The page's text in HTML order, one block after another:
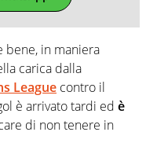
bene, in maniera
carica dalla
League contro il
è arrivato tardi ed è
di non tenere in